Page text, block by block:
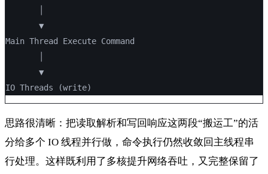
       ▼
Main Thread Execute Command
       ▼
IO Threads (write)
思路很清晰：把读取解析和写回响应这两段“搬运工”的活
分给多个 IO 线程并行做，命令执行仍然收敛回主线程串
行处理。这样既利用了多核提升网络吞吐，又完整保留了